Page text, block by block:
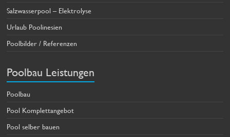
Salzwasserpool – Elektrolyse
Urlaub Poolinesien
Poolbilder / Referenzen
Poolbau Leistungen
Poolbau
Pool Komplettangebot
Pool selber bauen